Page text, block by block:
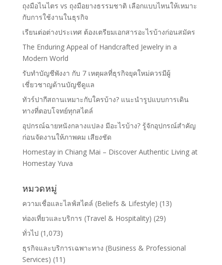
ถุงมือไนไตร vs ถุงมือยางธรรมชาติ เลือกแบบไหนให้เหมาะ
กับการใช้งานในธุรกิจ
เรียนต่อต่างประเทศ ต้องเตรียมเอกสารอะไรบ้างก่อนสมัคร
The Enduring Appeal of Handcrafted Jewelry in a
Modern World
รับทำบัญชีพังงา กับ 7 เหตุผลที่ธุรกิจยุคใหม่ควรมีผู้
เชี่ยวชาญด้านบัญชีดูแล
ทัวร์ปากีสถานเหมาะกับใครบ้าง? แนะนำรูปแบบการเดิน
ทางที่ตอบโจทย์ทุกสไตล์
อุปกรณ์ฉายหนังกลางแปลง มีอะไรบ้าง? รู้จักอุปกรณ์สำคัญ
ก่อนจัดงานให้ภาพคม เสียงชัด
Homestay in Chiang Mai – Discover Authentic Living at
Homestay Yuva
หมวดหมู่
ความเชื่อและไลฟ์สไตล์ (Beliefs & Lifestyle) (13)
ท่องเที่ยวและบริการ (Travel & Hospitality) (29)
ทั่วไป (1,073)
ธุรกิจและบริการเฉพาะทาง (Business & Professional
Services) (11)